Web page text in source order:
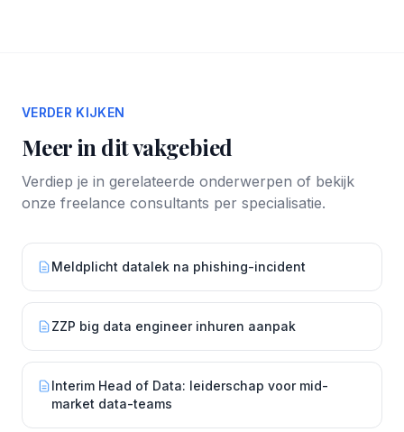
VERDER KIJKEN
Meer in dit vakgebied
Verdiep je in gerelateerde onderwerpen of bekijk
onze freelance consultants per specialisatie.
Meldplicht datalek na phishing-incident
ZZP big data engineer inhuren aanpak
Interim Head of Data: leiderschap voor mid-
market data-teams